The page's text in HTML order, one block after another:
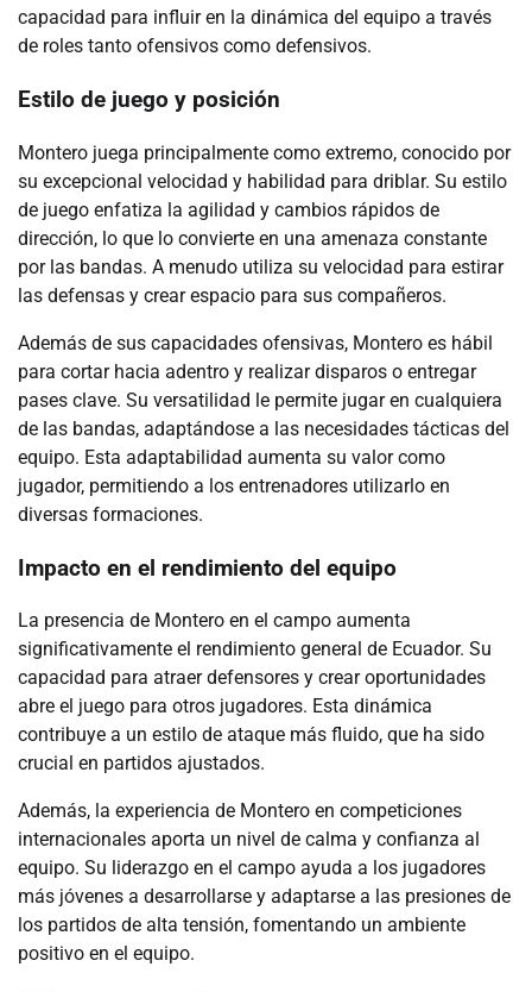
capacidad para influir en la dinámica del equipo a través
de roles tanto ofensivos como defensivos.
Estilo de juego y posición
Montero juega principalmente como extremo, conocido por
su excepcional velocidad y habilidad para driblar. Su estilo
de juego enfatiza la agilidad y cambios rápidos de
dirección, lo que lo convierte en una amenaza constante
por las bandas. A menudo utiliza su velocidad para estirar
las defensas y crear espacio para sus compañeros.
Además de sus capacidades ofensivas, Montero es hábil
para cortar hacia adentro y realizar disparos o entregar
pases clave. Su versatilidad le permite jugar en cualquiera
de las bandas, adaptándose a las necesidades tácticas del
equipo. Esta adaptabilidad aumenta su valor como
jugador, permitiendo a los entrenadores utilizarlo en
diversas formaciones.
Impacto en el rendimiento del equipo
La presencia de Montero en el campo aumenta
significativamente el rendimiento general de Ecuador. Su
capacidad para atraer defensores y crear oportunidades
abre el juego para otros jugadores. Esta dinámica
contribuye a un estilo de ataque más fluido, que ha sido
crucial en partidos ajustados.
Además, la experiencia de Montero en competiciones
internacionales aporta un nivel de calma y confianza al
equipo. Su liderazgo en el campo ayuda a los jugadores
más jóvenes a desarrollarse y adaptarse a las presiones de
los partidos de alta tensión, fomentando un ambiente
positivo en el equipo.